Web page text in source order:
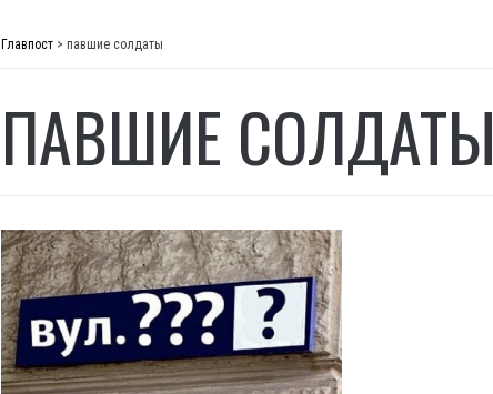
Главпост > павшие солдаты
ПАВШИЕ СОЛДАТЫ